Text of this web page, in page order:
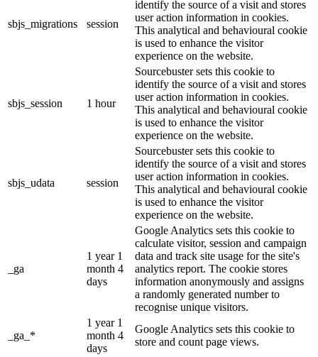
sbjs_migrations session
identify the source of a visit and stores
user action information in cookies.
This analytical and behavioural cookie
is used to enhance the visitor
experience on the website.
sbjs_session 1 hour
Sourcebuster sets this cookie to
identify the source of a visit and stores
user action information in cookies.
This analytical and behavioural cookie
is used to enhance the visitor
experience on the website.
sbjs_udata session
Sourcebuster sets this cookie to
identify the source of a visit and stores
user action information in cookies.
This analytical and behavioural cookie
is used to enhance the visitor
experience on the website.
_ga
1 year 1
month 4
days
Google Analytics sets this cookie to
calculate visitor, session and campaign
data and track site usage for the site's
analytics report. The cookie stores
information anonymously and assigns
a randomly generated number to
recognise unique visitors.
_ga_*
1 year 1
month 4
days
Google Analytics sets this cookie to
store and count page views.